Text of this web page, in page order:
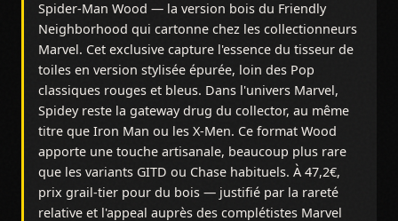
Spider-Man Wood — la version bois du Friendly
Neighborhood qui cartonne chez les collectionneurs
Marvel. Cet exclusive capture l'essence du tisseur de
toiles en version stylisée épurée, loin des Pop
classiques rouges et bleus. Dans l'univers Marvel,
Spidey reste la gateway drug du collector, au même
titre que Iron Man ou les X-Men. Ce format Wood
apporte une touche artisanale, beaucoup plus rare
que les variants GITD ou Chase habituels. À 47,2€,
prix grail-tier pour du bois — justifié par la rareté
relative et l'appeal auprès des complétistes Marvel